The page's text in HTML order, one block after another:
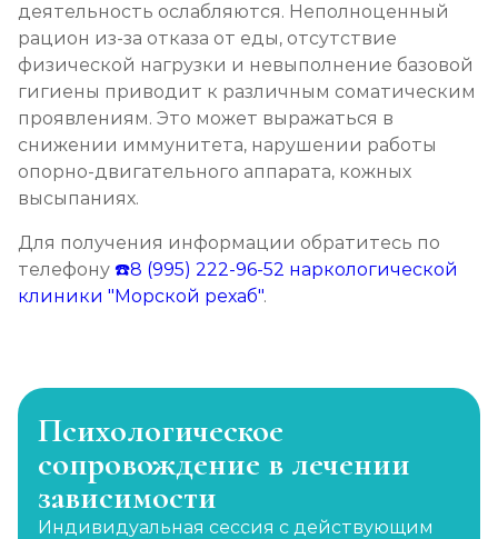
деятельность ослабляются. Неполноценный
рацион из-за отказа от еды, отсутствие
физической нагрузки и невыполнение базовой
гигиены приводит к различным соматическим
проявлениям. Это может выражаться в
снижении иммунитета, нарушении работы
опорно-двигательного аппарата, кожных
высыпаниях.
Для получения информации обратитесь по
телефону ☎️8 (995) 222-96-52 наркологической
клиники "Морской рехаб".
Психологическое
сопровождение в лечении
зависимости
Индивидуальная сессия с действующим